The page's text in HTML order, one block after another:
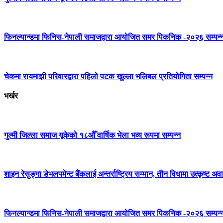
फिनल्यान्डमा फिनिस-नेपाली समाजद्वारा आयोजित समर पिकनिक -२०२६
चेकमा रायमाझी परिवारद्वारा पहिलो पटक खुल्ला भलिबल प्रतियोगिता सम्पन्न
भर्खर
गुल्मी जिल्ला समाज यूकेको १८औँ वार्षिक भेला भव्य रूपमा सम्पन्न
शाइन रेसुङ्गा डेभलपमेन्ट बैंकलाई अन्तर्राष्ट्रिय सम्मान, तीन विधामा उत्कृष्ट
फिनल्यान्डमा फिनिस-नेपाली समाजद्वारा आयोजित समर पिकनिक -२०२६